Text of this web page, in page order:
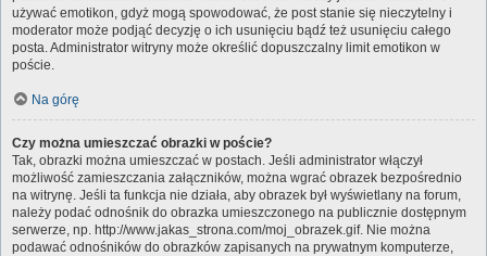
używać emotikon, gdyż mogą spowodować, że post stanie się nieczytelny i
moderator może podjąć decyzję o ich usunięciu bądź też usunięciu całego
posta. Administrator witryny może określić dopuszczalny limit emotikon w
poście.
Na górę
Czy można umieszczać obrazki w poście?
Tak, obrazki można umieszczać w postach. Jeśli administrator włączył
możliwość zamieszczania załączników, można wgrać obrazek bezpośrednio
na witrynę. Jeśli ta funkcja nie działa, aby obrazek był wyświetlany na forum,
należy podać odnośnik do obrazka umieszczonego na publicznie dostępnym
serwerze, np. http://www.jakas_strona.com/moj_obrazek.gif. Nie można
podawać odnośników do obrazków zapisanych na prywatnym komputerze,